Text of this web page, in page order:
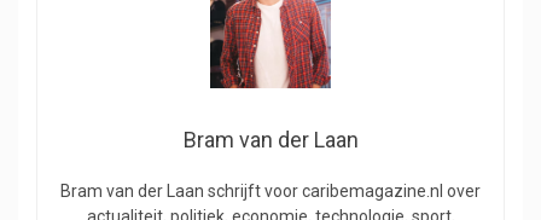
Bram van der Laan
Bram van der Laan schrijft voor caribemagazine.nl over